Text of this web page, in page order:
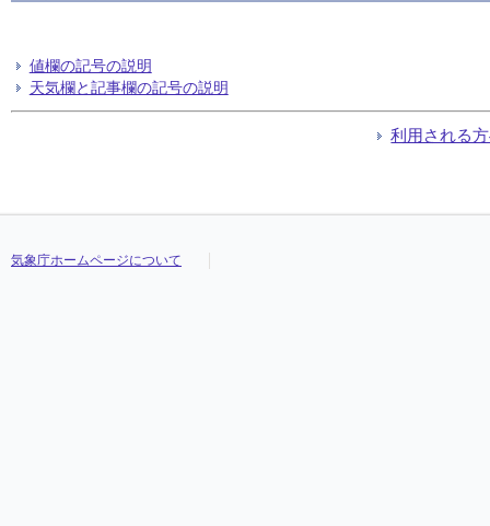
値欄の記号の説明
天気欄と記事欄の記号の説明
利用される
気象庁ホームページについて